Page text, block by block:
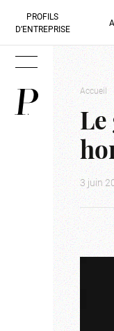
PROFILS
D’ENTREPRISE
Accueil
Le
3 juin